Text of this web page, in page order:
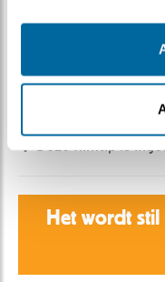
De dag
ik leuk| Bewaar dit
Deze filmtip is
Het wordt